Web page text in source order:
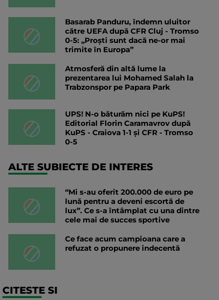
Basarab Panduru, îndemn uluitor
către UEFA după CFR Cluj - Tromso
0-5: „Proști sunt dacă ne-or mai
trimite în Europa”
Atmosferă din altă lume la
prezentarea lui Mohamed Salah la
Trabzonspor pe Papara Park
UPS! N-o băturăm nici pe KuPS!
Editorial Florin Caramavrov după
KuPS - Craiova 1-1 și CFR - Tromso
0-5
ALTE SUBIECTE DE INTERES
“Mi s-au oferit 200.000 de euro pe
lună pentru a deveni escortă de
lux”. Ce s-a întâmplat cu una dintre
cele mai de succes sportive
Ce face acum campioana care a
refuzat o propunere indecentă
CITESTE SI